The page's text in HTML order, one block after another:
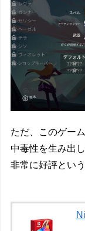
ただ、このゲー
中毒性を生み出
非常に好評とい